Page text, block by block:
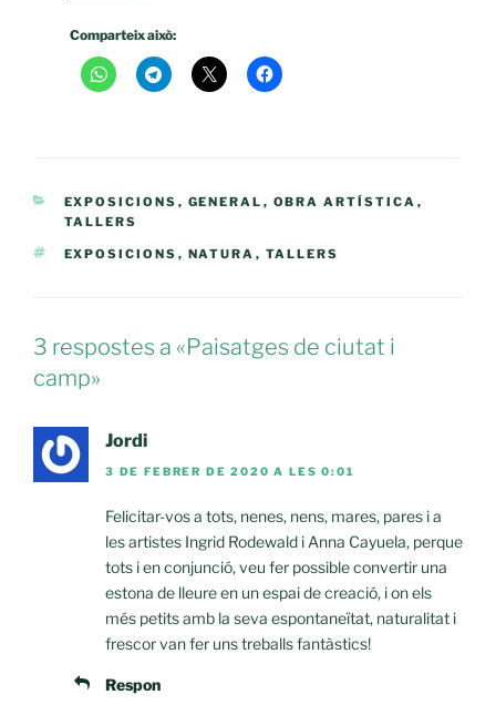
Comparteix això:
CATEGORIES
EXPOSICIONS , GENERAL , OBRA ARTÍSTICA ,
TALLERS
ETIQUETES
EXPOSICIONS , NATURA , TALLERS
3 respostes a «Paisatges de ciutat i
camp»
Jordi
3 DE FEBRER DE 2020 A LES 0:01
Felicitar-vos a tots, nenes, nens, mares, pares i a
les artistes Ingrid Rodewald i Anna Cayuela, perque
tots i en conjunció, veu fer possible convertir una
estona de lleure en un espai de creació, i on els
més petits amb la seva espontaneïtat, naturalitat i
frescor van fer uns treballs fantàstics!
Respon